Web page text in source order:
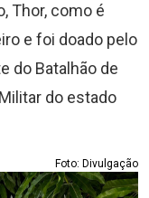
Thor, como é
e foi doado pelo
do Batalhão de
do estado
Foto: Divulgação